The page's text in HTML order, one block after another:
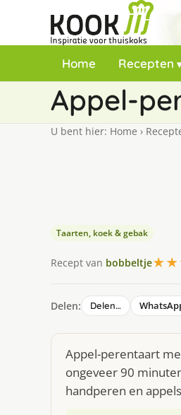
Home Recepten
Appel-
U bent hier: Home ›
Taarten, koek & gebak
Recept van bobbeltje
Delen: Delen…
Appel-perentaart
ongeveer 90
handperen en